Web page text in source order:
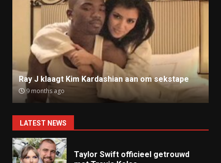
Ray J klaagt Kim Kardashian aan om sekstape
9 months ago
LATEST NEWS
Taylor Swift officieel getrouwd